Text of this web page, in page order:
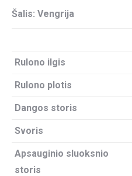
Šalis: Vengrija
Rulono ilgis
Rulono plotis
Dangos storis
Svoris
Apsauginio sluoksnio
storis